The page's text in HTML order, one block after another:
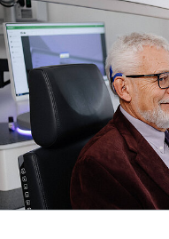
Startseite
Kliniken & Einrichtungen